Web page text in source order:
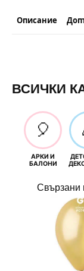
Описание
ВСИЧКИ
🎈
АРКИ И
БАЛОНИ
Свързани